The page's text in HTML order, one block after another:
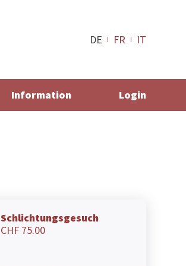
DE FR IT
Information Login
Schlichtungsgesuch
CHF 75.00